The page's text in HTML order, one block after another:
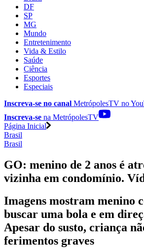
DF
SP
MG
Mundo
Entretenimento
Vida & Estilo
Saúde
Ciência
Esportes
Especiais
Inscreva-se no canal MetrópolesTV no
Inscreva-se na MetrópolesTV
Página Inicial
Brasil
Brasil
GO: menino de 2 anos é
vizinha em condomínio.
Imagens mostram menino
buscar uma bola e em
Apesar do susto, criança
ferimentos graves